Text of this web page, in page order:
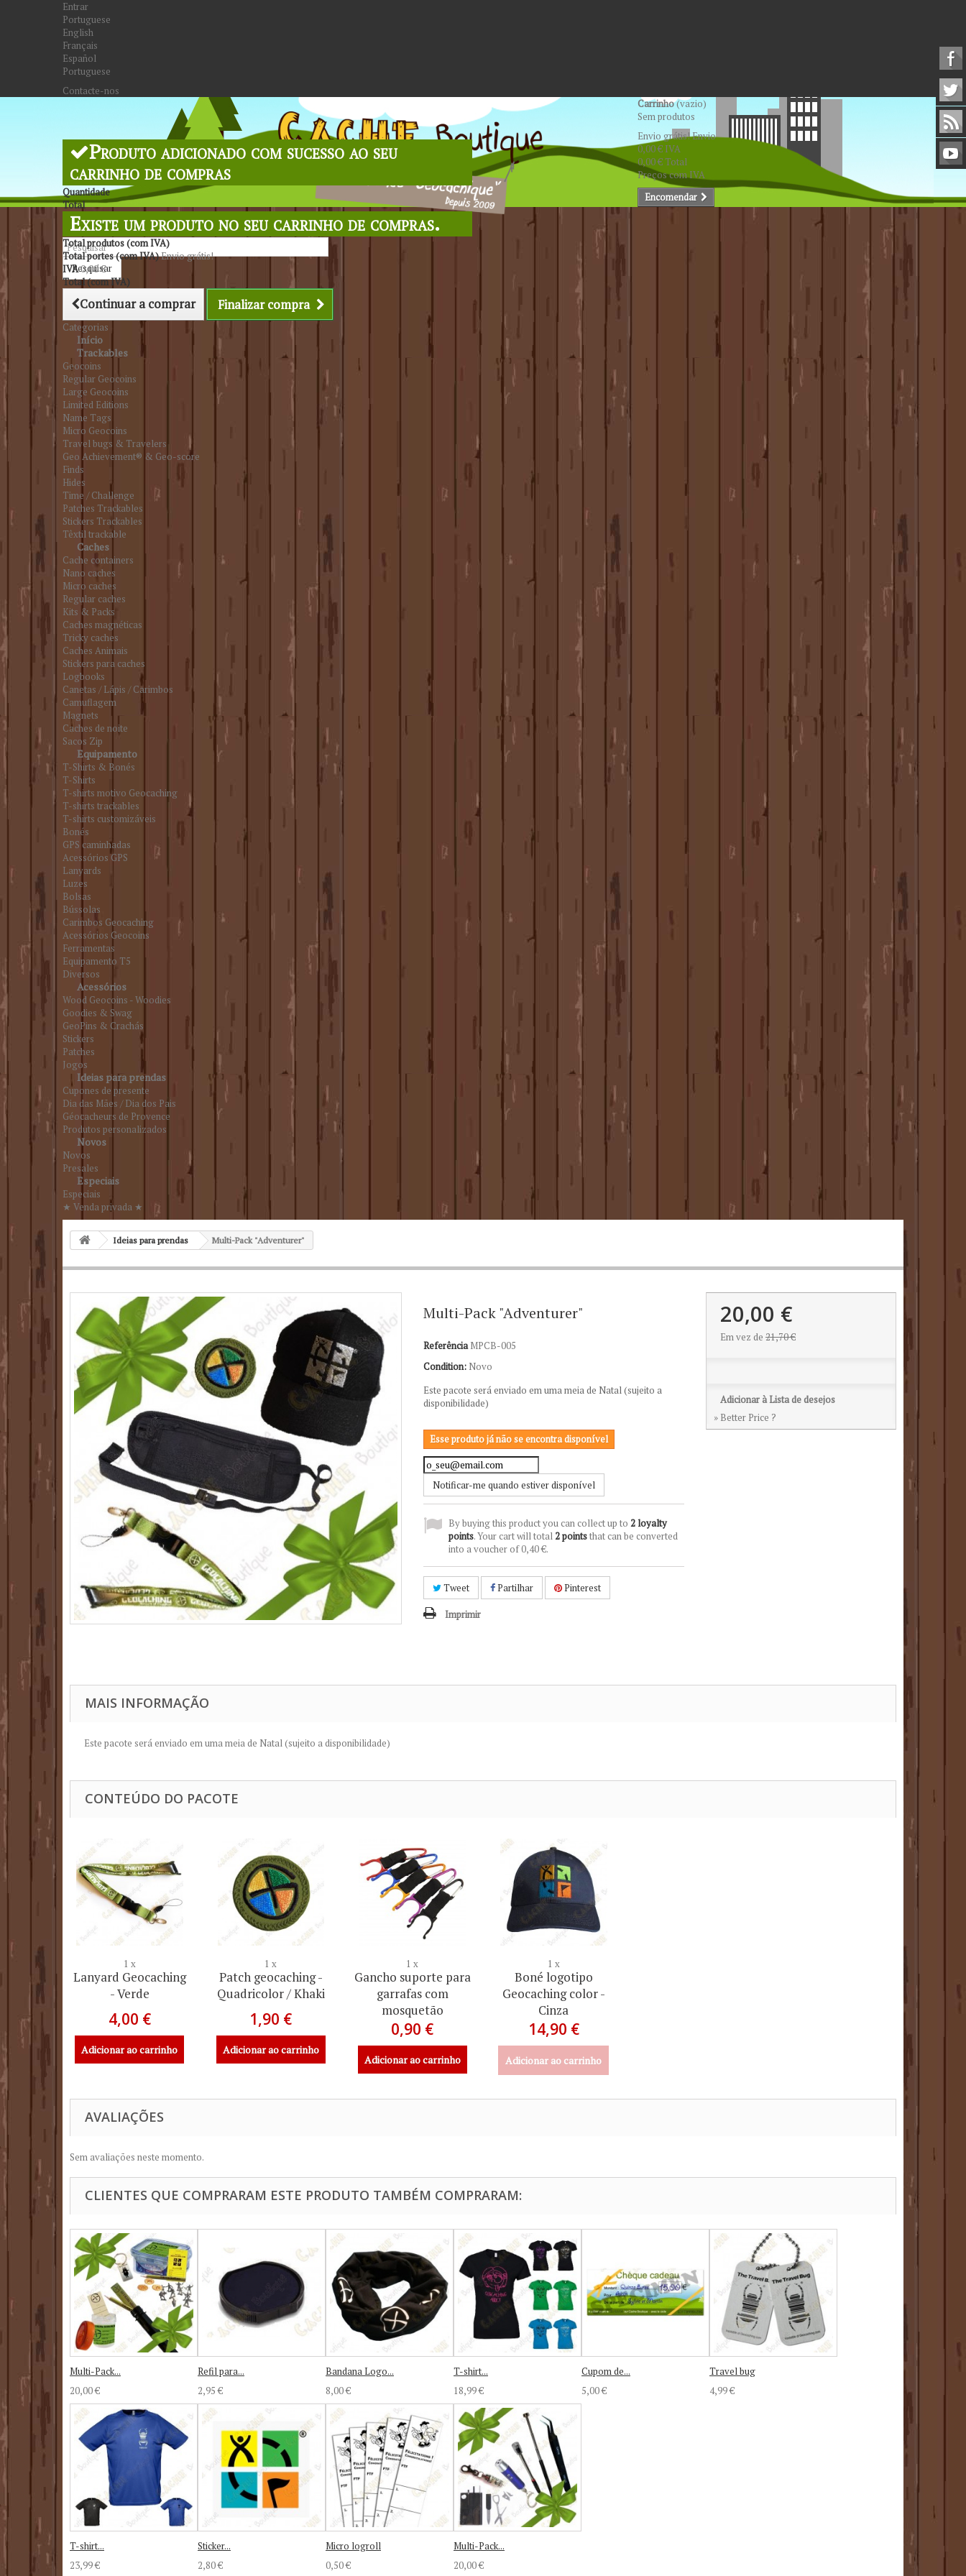
Entrar
Portuguese
English
Français
Español
Portuguese
Contacte-nos
Pesquisar
Carrinho(vazio)
Sem produtos
Envio grátis!Envio
0,00 € IVA
0,00 €Total
Preços com IVA
Encomendar
Produto adicionado com sucesso ao seu
carrinho de compras
Quantidade
Total
Existe um produto no seu carrinho de compras.
Total produtos (com IVA)
Total portes (com IVA)Envio grátis!
IVA0,00 €
Total (com IVA)
Continuar a comprar Finalizar compra
Categorias
Início
Trackables
Geocoins
Regular Geocoins
Large Geocoins
Limited Editions
Name Tags
Micro Geocoins
Travel bugs & Travelers
Geo Achievement® & Geo-score
Finds
Hides
Time / Challenge
Patches Trackables
Stickers Trackables
Têxtil trackable
Caches
Cache containers
Nano caches
Micro caches
Regular caches
Kits & Packs
Caches magnéticas
Tricky caches
Caches Animais
Stickers para caches
Logbooks
Canetas / Lápis / Carimbos
Camuflagem
Magnets
Caches de noite
Sacos Zip
Equipamento
T-Shirts & Bonés
T-Shirts
T-shirts motivo Geocaching
T-shirts trackables
T-shirts customizáveis
Bonés
GPS caminhadas
Acessórios GPS
Lanyards
Luzes
Bolsas
Bússolas
Carimbos Geocaching
Acessórios Geocoins
Ferramentas
Equipamento T5
Diversos
Acessórios
Wood Geocoins - Woodies
Goodies & Swag
GeoPins & Crachás
Stickers
Patches
Jogos
Ideias para prendas
Cupones de presente
Dia das Mães / Dia dos Pais
Géocacheurs de Provence
Produtos personalizados
Novos
Novos
Presales
Especiais
Especiais
★ Venda privada ★
Ideias para prendas Multi-Pack "Adventurer"
Multi-Pack "Adventurer"
Referência MPCB-005
Condition: Novo
Este pacote será enviado em uma meiade Natal (sujeito a
disponibilidade)
Esse produto já não se encontra disponível
Notificar-me quando estiver disponível
By buying this product you can collect up to 2loyalty
points. Your cart will total2pointsthat can be converted
into a voucher of0,40 €.
Tweet Partilhar Pinterest
Imprimir
20,00 €
Em vez de 21,70 €
Adicionar à Lista de desejos
» Better Price ?
MAIS INFORMAÇÃO
Este pacote será enviado em uma meiade Natal (sujeito a disponibilidade)
CONTEÚDO DO PACOTE
1 x
Lanyard Geocaching
- Verde
4,00 €
Adicionar ao carrinho
1 x
Patch geocaching -
Quadricolor / Khaki
1,90 €
Adicionar ao carrinho
1 x
Gancho suporte para
garrafas com
mosquetão
0,90 €
Adicionar ao carrinho
1 x
Boné logotipo
Geocaching color -
Cinza
14,90 €
Adicionar ao carrinho
AVALIAÇÕES
Sem avaliações neste momento.
CLIENTES QUE COMPRARAM ESTE PRODUTO TAMBÉM COMPRARAM:
Multi-Pack...
20,00 €
Refil para...
2,95 €
Bandana Logo...
8,00 €
T-shirt...
18,99 €
Cupom de...
5,00 €
Travel bug
4,99 €
T-shirt...
23,99 €
Sticker...
2,80 €
Micro logroll
0,50 €
Multi-Pack...
20,00 €